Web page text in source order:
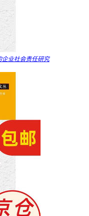
企业社会责任研究